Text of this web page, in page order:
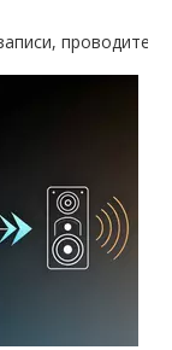
проводите